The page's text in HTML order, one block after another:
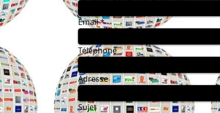
Email
Téléphone
Adresse
Sujet